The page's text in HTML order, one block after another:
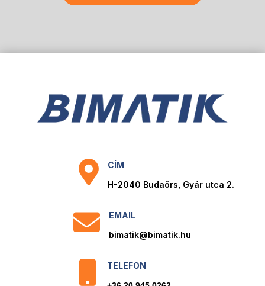

CÍM
H-2040 Budaörs, Gyár utca 2.

EMAIL
bimatik@bimatik.hu
TELEFON